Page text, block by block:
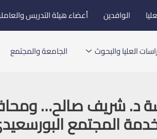
الوافدين أعضاء هيئة التدريس
العليا والبحوث الجامعة والمجتمع
د. شريف صالح…
المجتمع